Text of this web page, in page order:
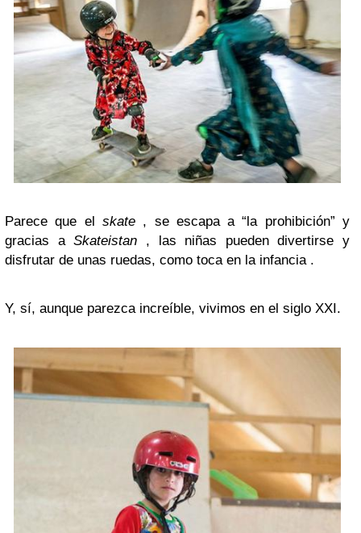
Parece que el skate, se escapa a “la prohibición” y
gracias aSkateistan , las niñas pueden divertirse y
disfrutar de unas ruedas, como toca en la infancia .
Y, sí, aunque parezca increíble, vivimos en el siglo XXI.